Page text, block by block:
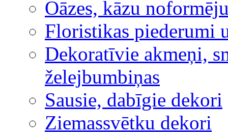
Oāzes, kāzu
Floristikas piederumi
Dekoratīvie akmeņi,
želejbumbiņas
Sausie, dabīgie dekori
Ziemassvētku dekori